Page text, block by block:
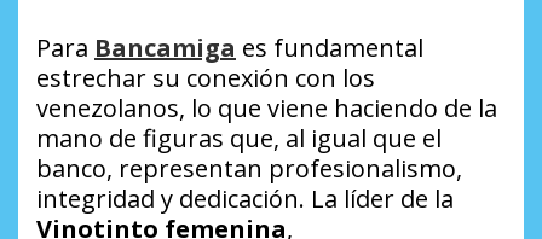
Para Bancamiga es fundamental
estrechar su conexión con los
venezolanos, lo que viene haciendo de la
mano de figuras que, al igual que el
banco, representan profesionalismo,
integridad y dedicación. La líder de la
Vinotinto femenina,